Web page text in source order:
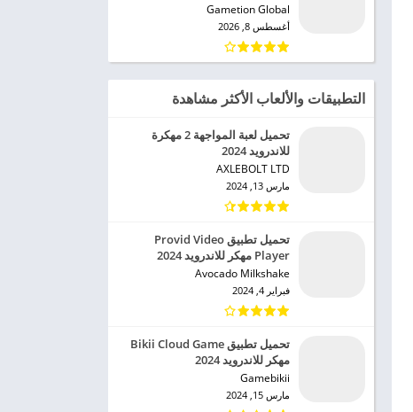
Gametion Global‏
أغسطس 8, 2026
التطبيقات والألعاب الأكثر مشاهدة
تحميل لعبة المواجهة 2 مهكرة
للاندرويد 2024
AXLEBOLT LTD‏
مارس 13, 2024
تحميل تطبيق Provid Video
Player مهكر للاندرويد 2024
Avocado Milkshake‏
فبراير 4, 2024
تحميل تطبيق Bikii Cloud Game
مهكر للاندرويد 2024
Gamebikii‏
مارس 15, 2024